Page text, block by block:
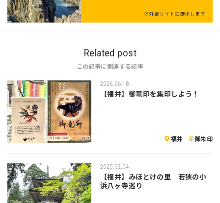
※外部サイトに遷移します
Related post
この記事に関連する記事
2026.06.18
【福井】御竜印を集印しよう！
福井 御朱印
2025.02.04
【福井】みほとけの里 若狭の小
浜八ヶ寺巡り